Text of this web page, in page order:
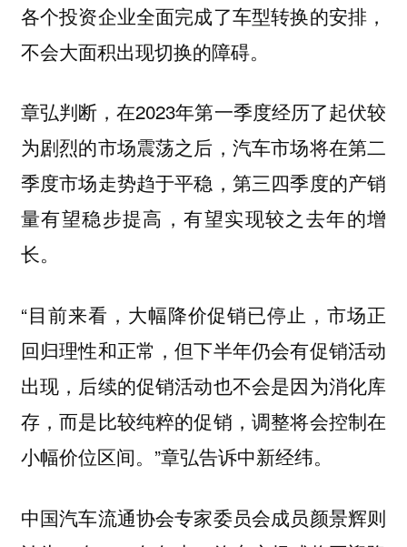
各个投资企业全面完成了车型转换的安排，
不会大面积出现切换的障碍。
章弘判断，在2023年第一季度经历了起伏较
为剧烈的市场震荡之后，汽车市场将在第二
季度市场走势趋于平稳，第三四季度的产销
量有望稳步提高，有望实现较之去年的增
长。
“目前来看，大幅降价促销已停止，市场正
回归理性和正常，但下半年仍会有促销活动
出现，后续的促销活动也不会是因为消化库
存，而是比较纯粹的促销，调整将会控制在
小幅价位区间。”章弘告诉中新经纬。
中国汽车流通协会专家委员会成员颜景辉则